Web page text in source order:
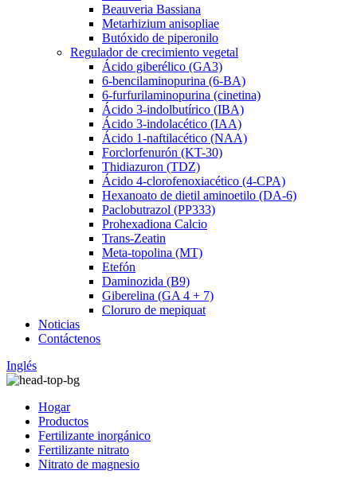
Beauveria Bassiana
Metarhizium anisopliae
Butóxido de piperonilo
Regulador de crecimiento vegetal
Ácido giberélico (GA3)
6-bencilaminopurina (6-BA)
6-furfurilaminopurina (cinetina)
Ácido 3-indolbutírico (IBA)
Ácido 3-indolacético (IAA)
Ácido 1-naftilacético (NAA)
Forclorfenurón (KT-30)
Thidiazuron (TDZ)
Ácido 4-clorofenoxiacético (4-CPA)
Hexanoato de dietil aminoetilo (DA-6)
Paclobutrazol (PP333)
Prohexadiona Calcio
Trans-Zeatin
Meta-topolina (MT)
Etefón
Daminozida (B9)
Giberelina (GA 4 + 7)
Cloruro de mepiquat
Noticias
Contáctenos
Inglés
Hogar
Productos
Fertilizante inorgánico
Fertilizante nitrato
Nitrato de magnesio